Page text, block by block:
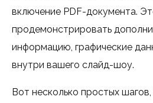
включение PDF-документа.
продемонстрировать
информацию, графические
внутри вашего слайд-шоу.
Вот несколько простых